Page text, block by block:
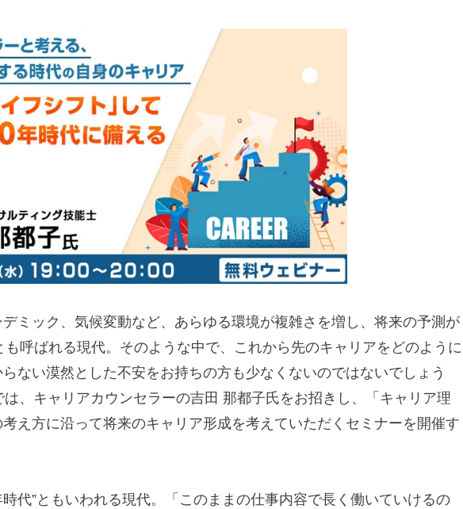
ミック、気候変動など、あらゆる環境が複雑さを増し、将来の予測が
呼ばれる現代。そのような中で、これから先のキャリアをどのように
ない漠然とした不安をお持ちの方も少なくないのではないでしょう
、キャリアカウンセラーの吉田 那都子氏をお招きし、「キャリア理
え方に沿って将来のキャリア形成を考えていただくセミナーを開催す
代”ともいわれる現代。「このままの仕事内容で長く働いていけるの